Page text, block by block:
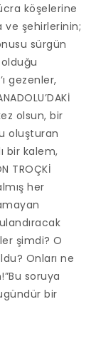
köşelerine
ve şehirlerinin;
sürgün
gezenler,
olsun, bir
oluşturan
bir kalem,
TROÇKİ
her
şimdi? O
Onları ne
soruya
bir